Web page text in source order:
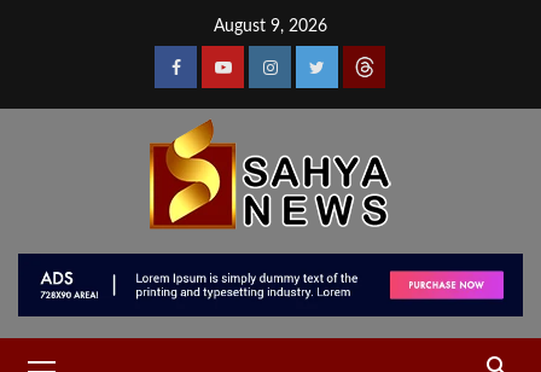
August 9, 2026